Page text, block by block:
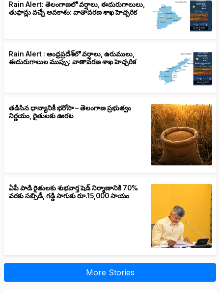
Rain Alert: తెలంగాణలో వర్షాలు, ఈదురుగాలులు,
తుఫాన్లు వచ్చే అవకాశం: వాతావరణ శాఖ హెచ్చరిక
Rain Alert : ఆంధ్రప్రదేశ్‌లో వర్షాలు, ఉరుములు,
ఈదురుగాలుల ముప్పు: వాతావరణ శాఖ హెచ్చరిక
తడిసిన ధాన్యానికీ భరోసా – తెలంగాణ ప్రభుత్వం
నిర్ణయం, రైతులకు ఊరట
ఏపీ పాడి రైతులకు శుభవార్త షెడ్ నిర్మాణానికి 70%
వరకు సబ్సిడీ, గడ్డి సాగుకు రూ.15,000 సాయం
More Stories